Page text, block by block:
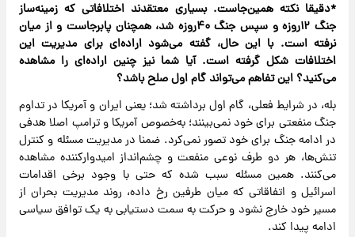
*دقیقا نکته همین‌جاست. بسیاری معتقدند اختلافاتی که زمینه‌ساز
جنگ ۱۲روزه و سپس جنگ ۴۰روزه شد، همچنان پابرجاست و از میان
نرفته است. با این حال، گفته می‌شود اراده‌ای برای مدیریت این
اختلافات شکل گرفته است. آیا شما نیز چنین اراده‌ای را مشاهده
می‌کنید؟ این تفاهم می‌تواند گام اول صلح باشد؟
بله، در شرایط فعلی، گام اول برداشته شد؛ یعنی ایران و آمریکا در تداوم
جنگ منفعتی برای خود نمی‌بینند؛ به‌خصوص آمریکا و ترامپ اصلا هدفی
در ادامه جنگ برای خود تصور نمی‌کرد. ضمنا در مدیریت مسئله و کنترل
تنش‌ها، هر دو طرف نوعی منفعت و چشم‌انداز امیدوارکننده مشاهده
می‌کنند. همین مسئله سبب شده که حتی با وجود برخی اقدامات
اسرائیل و اتفاقاتی که میان طرفین رخ داده، روند مدیریت بحران از
مسیر خود خارج نشود و حرکت به سمت دستیابی به یک توافق سیاسی
ادامه پیدا کند.